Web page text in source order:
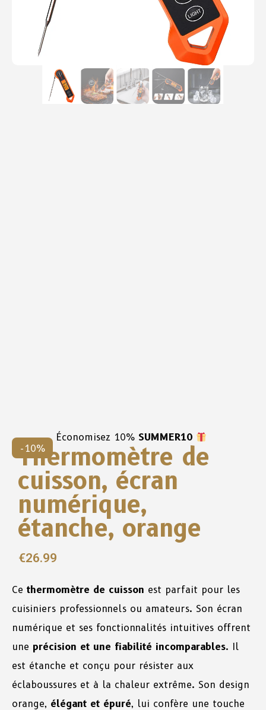
-10%
Économisez 10% SUMMER10
Thermomètre de
cuisson, écran
numérique,
étanche, orange
€26.99
Ce thermomètre de cuisson est parfait pour les
cuisiniers professionnels ou amateurs. Son écran
numérique et ses fonctionnalités intuitives offrent
une précision et une fiabilité incomparables. Il
est étanche et conçu pour résister aux
éclaboussures et à la chaleur extrême. Son design
orange, élégant et épuré, lui confère une touche